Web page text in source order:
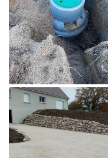

Agrandir la

Agrandir la photo